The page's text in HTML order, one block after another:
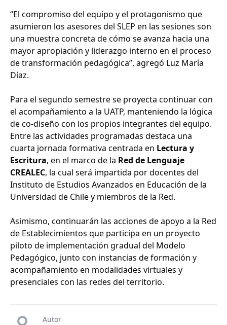
“El compromiso del equipo y el protagonismo que
asumieron los asesores del SLEP en las sesiones son
una muestra concreta de cómo se avanza hacia una
mayor apropiación y liderazgo interno en el proceso
de transformación pedagógica”, agregó Luz María
Díaz.
Para el segundo semestre se proyecta continuar con
el acompañamiento a la UATP, manteniendo la lógica
de co-diseño con los propios integrantes del equipo.
Entre las actividades programadas destaca una
cuarta jornada formativa centrada en Lectura y
Escritura, en el marco de la Red de Lenguaje
CREALEC, la cual será impartida por docentes del
Instituto de Estudios Avanzados en Educación de la
Universidad de Chile y miembros de la Red.
Asimismo, continuarán las acciones de apoyo a la Red
de Establecimientos que participa en un proyecto
piloto de implementación gradual del Modelo
Pedagógico, junto con instancias de formación y
acompañamiento en modalidades virtuales y
presenciales con las redes del territorio.
Autor